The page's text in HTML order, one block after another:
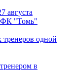
августа
ФК "Томь"
тренеров одной
в